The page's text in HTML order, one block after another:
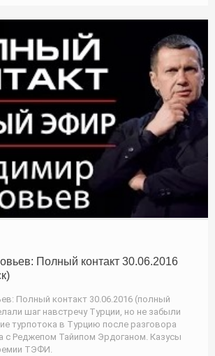
Полный контакт 30.06.2016
Полный контакт 30.06.2016 (полный
шаг навстречу Турции, но не забыли
турпотока в Турцию после разговора
с Реджепом Тайипом Эрдоганом. Казусы
ТЭФИ.